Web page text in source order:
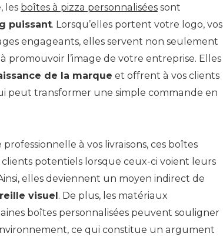
les boîtes à pizza personnaliséessont
puissant. Lorsqu’elles portent votre logo, vos
engageants, elles servent non seulement
promouvoir l’image de votre entreprise. Elles
de la marque et offrent à vos clients
peut transformer une simple commande en
à vos livraisons, ces boîtes
potentiels lorsque ceux-ci voient leurs
elles deviennent un moyen indirect de
visuel. De plus, les matériaux
boîtes personnalisées peuvent souligner
ce qui constitue un argument